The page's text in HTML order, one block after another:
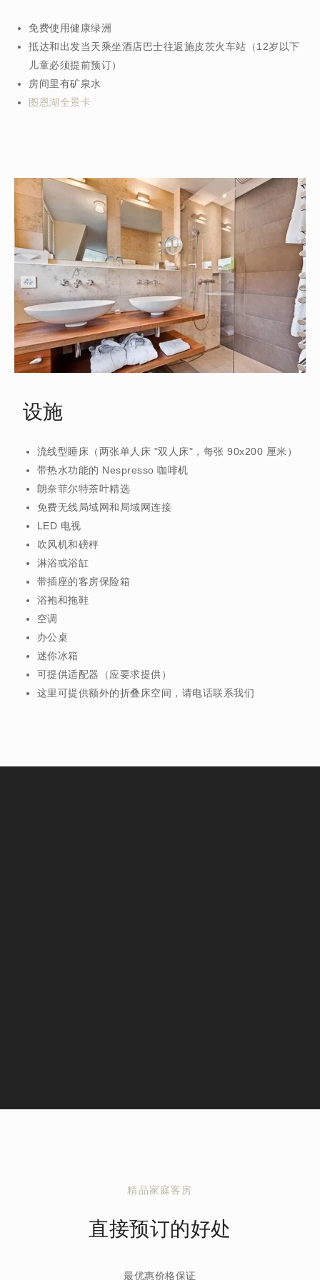
免费使用健康绿洲
抵达和出发当天乘坐酒店巴士往返施皮茨火车站（12岁以下
儿童必须提前预订）
房间里有矿泉水
图恩湖全景卡
设施
流线型睡床（两张单人床 "双人床"，每张 90x200 厘米）
带热水功能的 Nespresso 咖啡机
朗奈菲尔特茶叶精选
免费无线局域网和局域网连接
LED 电视
吹风机和磅秤
淋浴或浴缸
带插座的客房保险箱
浴袍和拖鞋
空调
办公桌
迷你冰箱
可提供适配器（应要求提供）
这里可提供额外的折叠床空间，请电话联系我们
精品家庭客房
直接预订的好处
最优惠价格保证